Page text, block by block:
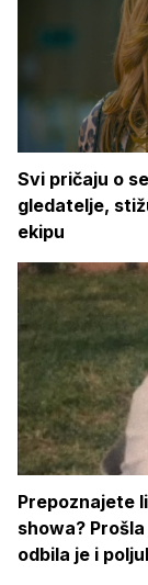
Svi pričaju o
gledatelje,
ekipu
Prepoznajete
showa?
odbila je i